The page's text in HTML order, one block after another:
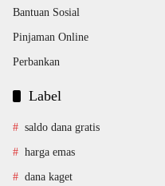
Bantuan Sosial
Pinjaman Online
Perbankan
Label
saldo dana gratis
harga emas
dana kaget